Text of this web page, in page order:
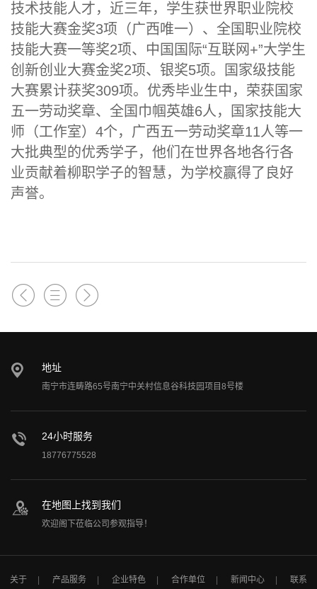
技术技能人才，近三年，学生获世界职业院校
技能大赛金奖3项（广西唯一）、全国职业院校
技能大赛一等奖2项、中国国际“互联网+”大学生
创新创业大赛金奖2项、银奖5项。国家级技能
大赛累计获奖309项。优秀毕业生中，荣获国家
五一劳动奖章、全国巾帼英雄6人，国家技能大
师（工作室）4个，广西五一劳动奖章11人等一
大批典型的优秀学子，他们在世界各地各行各
业贡献着柳职学子的智慧，为学校赢得了良好
声誉。
地址
南宁市连畴路65号南宁中关村信息谷科技园项目8号楼
24小时服务
18776775528
在地图上找到我们
欢迎阁下莅临公司参观指导！
关于 产品服务 企业特色 合作单位 新闻中心 联系